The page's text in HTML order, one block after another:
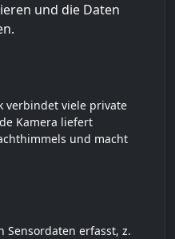
und die Daten
verbindet viele private
Kamera liefert
und macht
Sensordaten erfasst, z.